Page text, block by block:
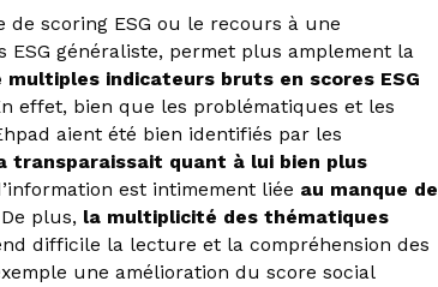
de scoring ESG ou le recours à une
généraliste, permet plus amplement la
multiples indicateurs bruts en scores ESG
effet, bien que les problématiques et les
aient été bien identifiés par les
transparaissait quant à lui bien plus
est intimement liée au manque de
plus, la multiplicité des thématiques
difficile la lecture et la compréhension des
une amélioration du score social